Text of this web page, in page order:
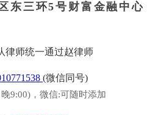
东三环5号财富金融中心
律师统一通过赵律师
(微信同号)
9:00)，微信:可随时添加